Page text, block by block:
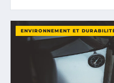
ENVIRONNEMENT ET